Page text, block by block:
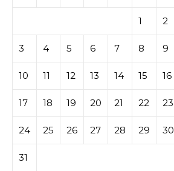
1 2
3 4 5 6 7 8 9
10 11 12 13 14 15 16
17 18 19 20 21 22 23
24 25 26 27 28 29 30
31